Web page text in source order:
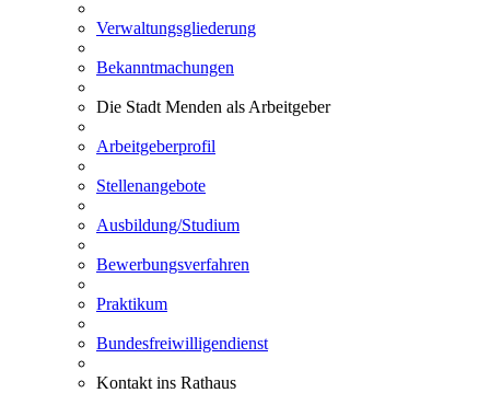
Verwaltungsgliederung
Bekanntmachungen
Die Stadt Menden als Arbeitgeber
Arbeitgeberprofil
Stellenangebote
Ausbildung/Studium
Bewerbungsverfahren
Praktikum
Bundesfreiwilligendienst
Kontakt ins Rathaus